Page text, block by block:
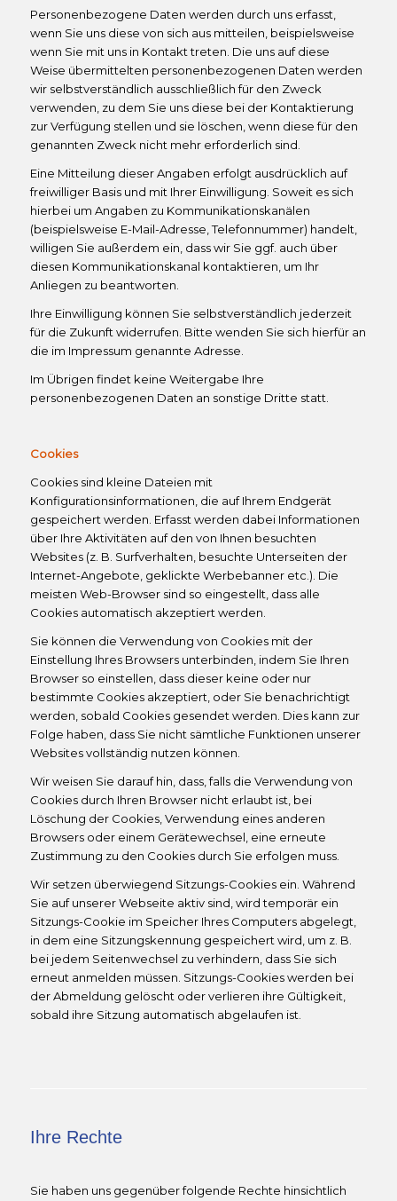
Personenbezogene Daten werden durch uns erfasst,
wenn Sie uns diese von sich aus mitteilen, beispielsweise
wenn Sie mit uns in Kontakt treten. Die uns auf diese
Weise übermittelten personenbezogenen Daten werden
wir selbstverständlich ausschließlich für den Zweck
verwenden, zu dem Sie uns diese bei der Kontaktierung
zur Verfügung stellen und sie löschen, wenn diese für den
genannten Zweck nicht mehr erforderlich sind.
Eine Mitteilung dieser Angaben erfolgt ausdrücklich auf
freiwilliger Basis und mit Ihrer Einwilligung. Soweit es sich
hierbei um Angaben zu Kommunikationskanälen
(beispielsweise E-Mail-Adresse, Telefonnummer) handelt,
willigen Sie außerdem ein, dass wir Sie ggf. auch über
diesen Kommunikationskanal kontaktieren, um Ihr
Anliegen zu beantworten.
Ihre Einwilligung können Sie selbstverständlich jederzeit
für die Zukunft widerrufen. Bitte wenden Sie sich hierfür an
die im Impressum genannte Adresse.
Im Übrigen findet keine Weitergabe Ihre
personenbezogenen Daten an sonstige Dritte statt.
Cookies
Cookies sind kleine Dateien mit
Konfigurationsinformationen, die auf Ihrem Endgerät
gespeichert werden. Erfasst werden dabei Informationen
über Ihre Aktivitäten auf den von Ihnen besuchten
Websites (z. B. Surfverhalten, besuchte Unterseiten der
Internet-Angebote, geklickte Werbebanner etc.). Die
meisten Web-Browser sind so eingestellt, dass alle
Cookies automatisch akzeptiert werden.
Sie können die Verwendung von Cookies mit der
Einstellung Ihres Browsers unterbinden, indem Sie Ihren
Browser so einstellen, dass dieser keine oder nur
bestimmte Cookies akzeptiert, oder Sie benachrichtigt
werden, sobald Cookies gesendet werden. Dies kann zur
Folge haben, dass Sie nicht sämtliche Funktionen unserer
Websites vollständig nutzen können.
Wir weisen Sie darauf hin, dass, falls die Verwendung von
Cookies durch Ihren Browser nicht erlaubt ist, bei
Löschung der Cookies, Verwendung eines anderen
Browsers oder einem Gerätewechsel, eine erneute
Zustimmung zu den Cookies durch Sie erfolgen muss.
Wir setzen überwiegend Sitzungs-Cookies ein. Während
Sie auf unserer Webseite aktiv sind, wird temporär ein
Sitzungs-Cookie im Speicher Ihres Computers abgelegt,
in dem eine Sitzungskennung gespeichert wird, um z. B.
bei jedem Seitenwechsel zu verhindern, dass Sie sich
erneut anmelden müssen. Sitzungs-Cookies werden bei
der Abmeldung gelöscht oder verlieren ihre Gültigkeit,
sobald ihre Sitzung automatisch abgelaufen ist.
Ihre Rechte
Sie haben uns gegenüber folgende Rechte hinsichtlich